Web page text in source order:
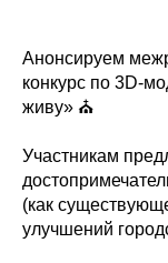
Анонсируем
конкурс по 3D-
живу» ⛪
Участникам
(как
улучшений